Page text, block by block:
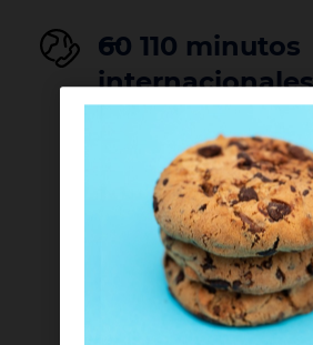
̶60 110 minutos
internacionales
Incluye minutos para
móviles de Mali.
En Canarias, Ceuta y Melilla
impuesto correspondiente